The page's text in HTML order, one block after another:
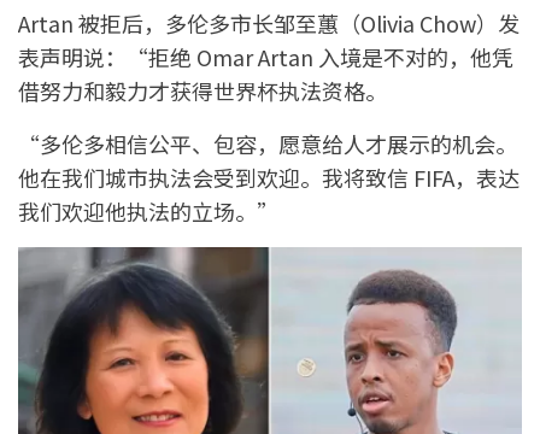
Artan 被拒后，多伦多市长邹至蕙（Olivia Chow）发
表声明说：“拒绝 Omar Artan 入境是不对的，他凭
借努力和毅力才获得世界杯执法资格。
“多伦多相信公平、包容，愿意给人才展示的机会。
他在我们城市执法会受到欢迎。我将致信 FIFA，表达
我们欢迎他执法的立场。”